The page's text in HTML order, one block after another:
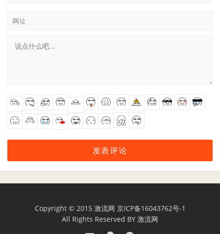
网址
Copyright © 2015 激流网 京ICP备16043762号-1
All Rights Reserved BY 激流网